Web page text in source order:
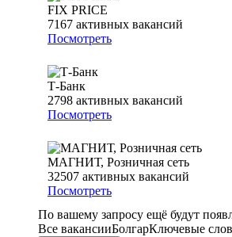
FIX PRICE
7167 активных вакансий
Посмотреть
Т-Банк
2798 активных вакансий
Посмотреть
МАГНИТ, Розничная сеть
32507 активных вакансий
Посмотреть
По вашему запросу ещё будут
Все вакансииБолгарКлючевые